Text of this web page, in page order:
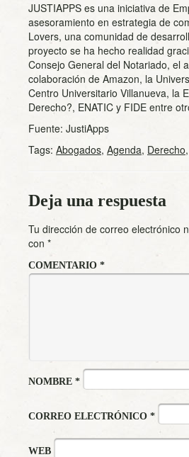
JUSTIAPPS es una iniciativa de
asesoramiento en estrategia de
Lovers, una comunidad de
proyecto se ha hecho realidad
Consejo General del Notariado, el
colaboración de Amazon, la
Centro Universitario Villanueva, la
Derecho?, ENATIC y FIDE entre
Fuente: JustiApps
Tags: Abogados, Agenda, Derecho,
Deja una respuesta
Tu dirección de correo electrónico
con *
COMENTARIO *
NOMBRE *
CORREO ELECTRÓNICO *
WEB